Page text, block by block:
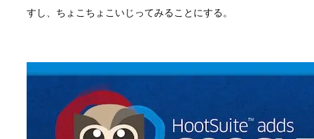
すし、ちょこちょこいじってみることにする。